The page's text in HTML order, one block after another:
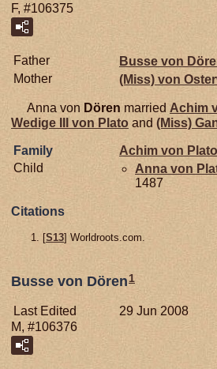
F, #106375
Father Busse von
Mother (Miss) von
Anna von Dören married Achim
Wedige III von Plato and (Miss)
Family Achim von Plato
Child
Anna von
1487
Citations
[S13] Worldroots.com.
Busse von Dören 1
Last Edited
29 Jun 2008
M, #106376